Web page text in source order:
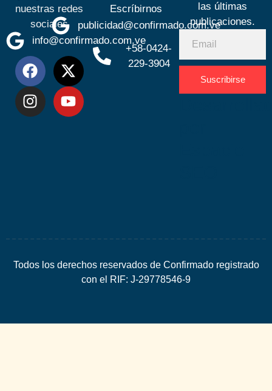
nuestras redes
sociales
info@confirmado.com.ve
Escríbirnos
publicidad@confirmado.com.ve
+58-0424-
229-3904
las últimas
publicaciones.
Suscribirse
Todos los derechos reservados de Confirmado registrado
con el RIF: J-29778546-9